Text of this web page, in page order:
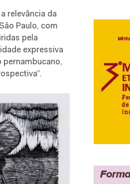
relevância da
Paulo, com
pela
expressiva
pernambucano,